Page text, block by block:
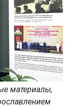
материалы,